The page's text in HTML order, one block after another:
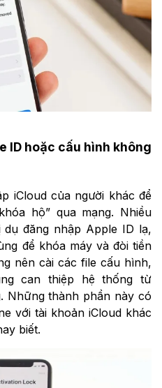
ID hoặc cấu hình không
iCloud của người khác để
hộ” qua mạng. Nhiều
đăng nhập Apple ID lạ,
để khóa máy và đòi tiền
nên cài các file cấu hình,
can thiệp hệ thống từ
Những thành phần này có
với tài khoản iCloud khác
biết.